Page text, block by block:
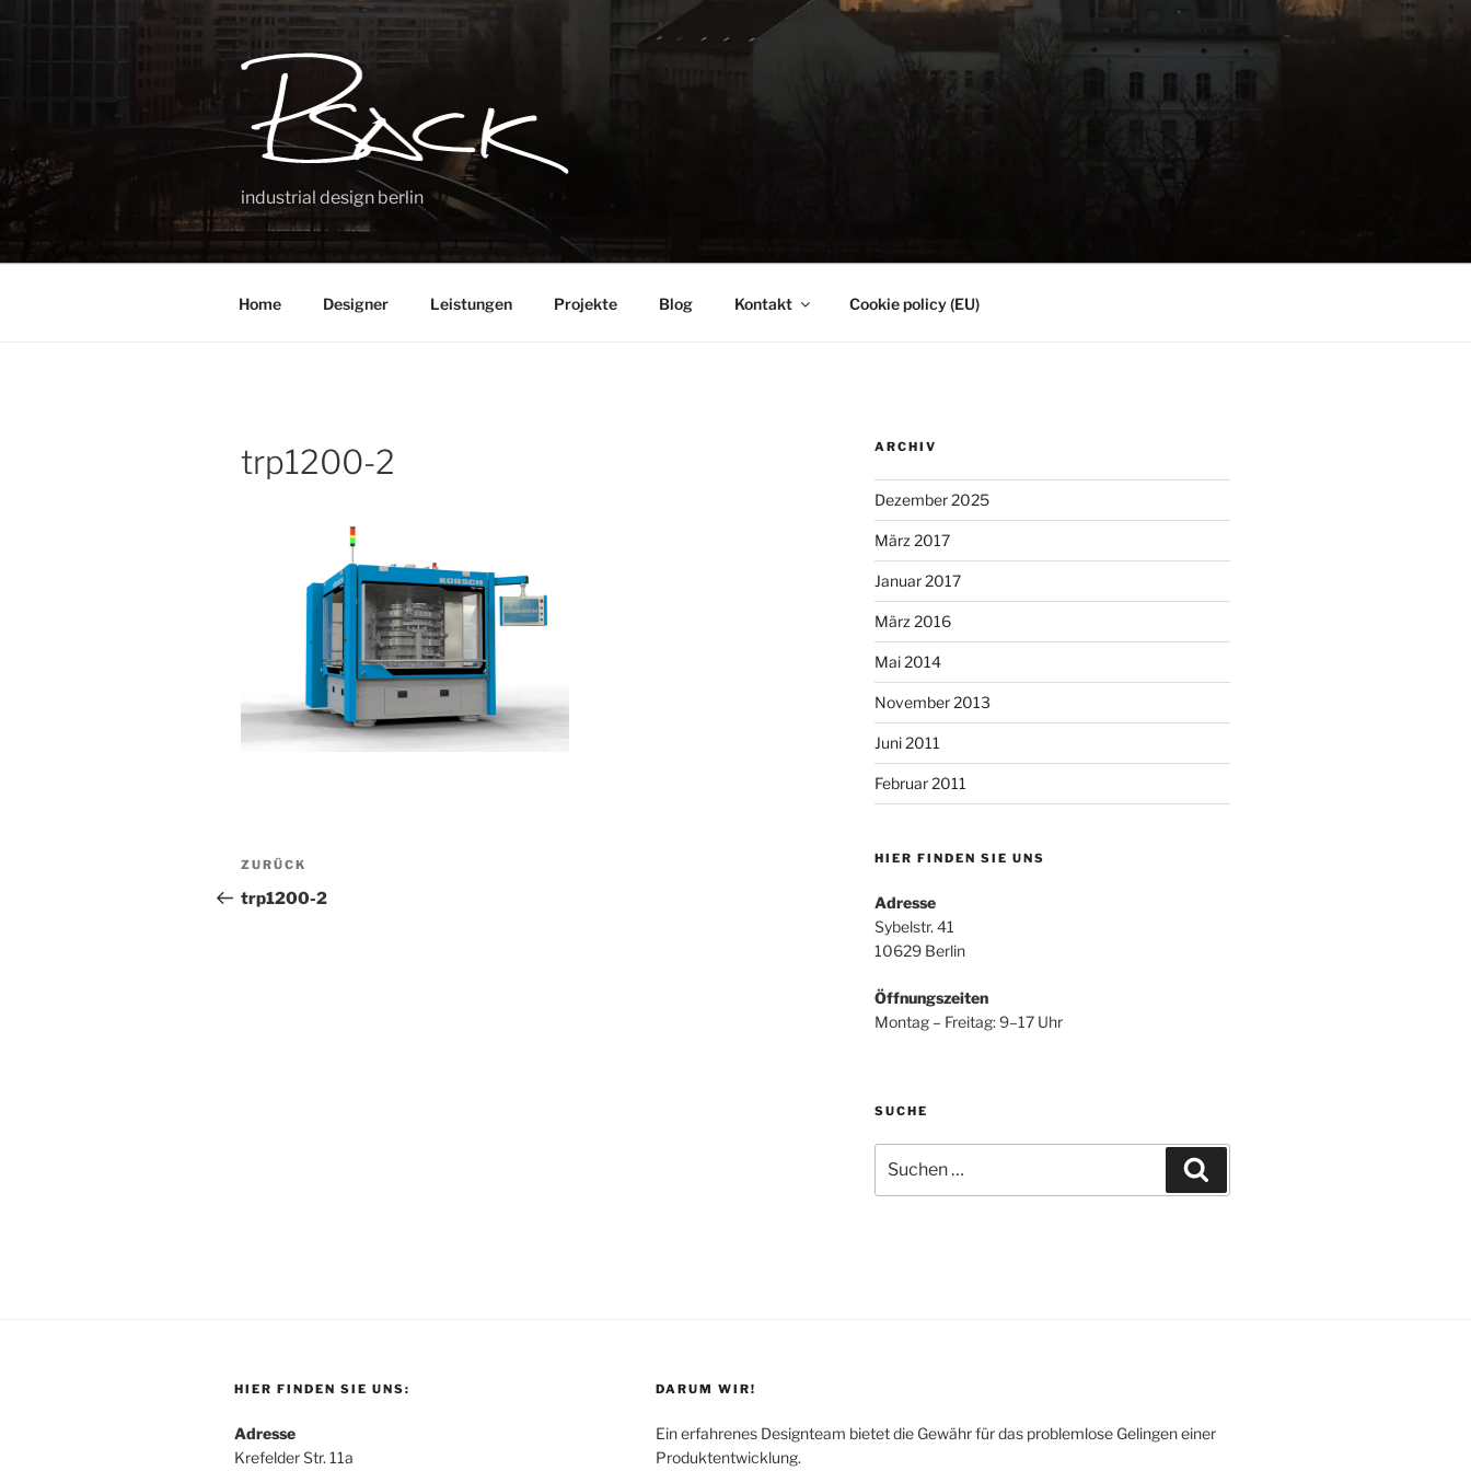
industrial design berlin
Home Designer Leistungen Projekte Blog Kontakt Cookie policy (EU)
trp1200-2
Beitragsnavigation
Vorheriger
Beitrag
ZURÜCK
trp1200-2
ARCHIV
Dezember 2025
März 2017
Januar 2017
März 2016
Mai 2014
November 2013
Juni 2011
Februar 2011
HIER FINDEN SIE UNS
Adresse
Sybelstr. 41
10629 Berlin
Öffnungszeiten
Montag – Freitag: 9–17 Uhr
SUCHE
nach:
HIER FINDEN SIE UNS:
Adresse
Krefelder Str. 11a
DARUM WIR!
Ein erfahrenes Designteam bietet die Gewähr für das problemlose Gelingen einer
Produktentwicklung.